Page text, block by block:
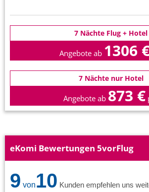
7 Nächte Flug + Hotel
Angebote ab 1306
7 Nächte nur Hotel
Angebote ab 873 €
eKomi Bewertungen 5vorFlug
9 von10 Kunden empfehlen uns